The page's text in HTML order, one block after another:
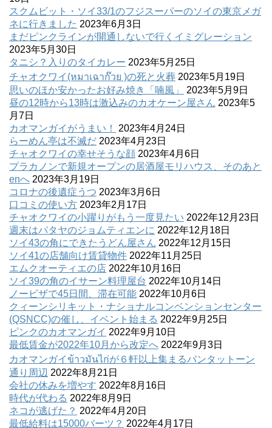
スクムビット・ソイ33/1のフジスーパーのソイの東京メガ
ネに行きました 2023年6月3日
まだピンクラインが開通しないで行くイミグレーション
2023年5月30日
タニシ？入りのタイカレー 2023年5月25日
チャオクワイ(หมาเฉาก๊วย )の死と火葬 2023年5月19日
思いのほか安かったお好み焼き「喃風」
2023年5月9日
昼の12時から13時は激込みのカオケーン屋さん 2023年5
月7日
カオマンガイがうまい！
2023年4月24日
らーめん亭は不滅だ 2023年4月23日
チャオクワイの幸せそうな顔 2023年4月6日
プラカノンで新規オープンの居酒屋モリハウス、そのあと
enへ 2023年3月19日
コロナの後遺症うつ 2023年3月6日
口コミの使い方 2023年2月17日
チャオクワイの小躍りがもう一度見たい 2022年12月23日
週末はパタヤのジョムティエンに 2022年12月18日
ソイ43の角にできたうどん屋さん 2022年12月15日
ソイ41の店舗向け賃貸物件 2022年11月25日
エムクオーティエの店 2022年10月16日
ソイ39の角のイサーン料理屋台 2022年10月14日
ノービザで45日間、滞在可能 2022年10月6日
クィーンシリキット・ナショナルコンベンションセンター
(QSNCC)の催し、イベント始まる 2022年9月25日
ピンクのカオマンガイ 2022年9月10日
最低賃金が2022年10月から改定へ 2022年9月3日
カオマンガイข้าวมันไก่が６軒以上集まるバンタットーン
通り周辺 2022年8月21日
会社の休みを増やす 2022年8月16日
時代が代わる 2022年8月9日
ネコが逃げた？ 2022年4月20日
最低給料は15000バーツ？ 2022年4月17日